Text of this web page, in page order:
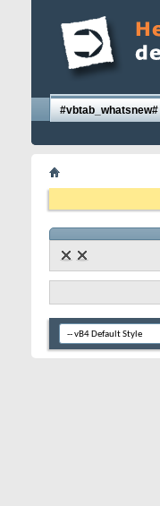
#vbtab_whatsnew#